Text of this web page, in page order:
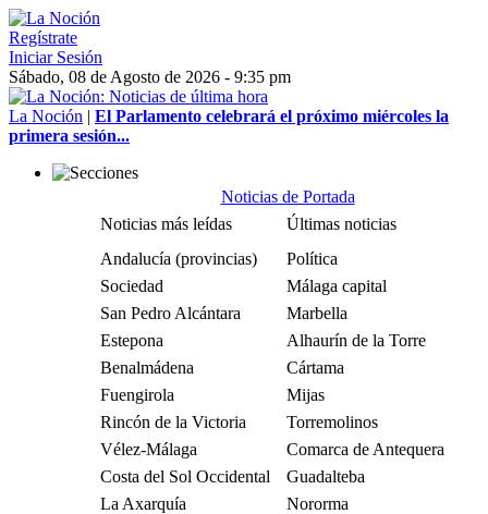
Regístrate
Iniciar Sesión
Sábado, 08 de Agosto de 2026 - 9:35 pm
La Noción | El Parlamento celebrará el próximo miércoles la
primera sesión...
Noticias de Portada
Noticias más leídas
Últimas noticias
Andalucía (provincias)
Política
Sociedad
Málaga capital
San Pedro Alcántara
Marbella
Estepona
Alhaurín de la Torre
Benalmádena
Cártama
Fuengirola
Mijas
Rincón de la Victoria
Torremolinos
Vélez-Málaga
Comarca de Antequera
Costa del Sol Occidental
Guadalteba
La Axarquía
Nororma